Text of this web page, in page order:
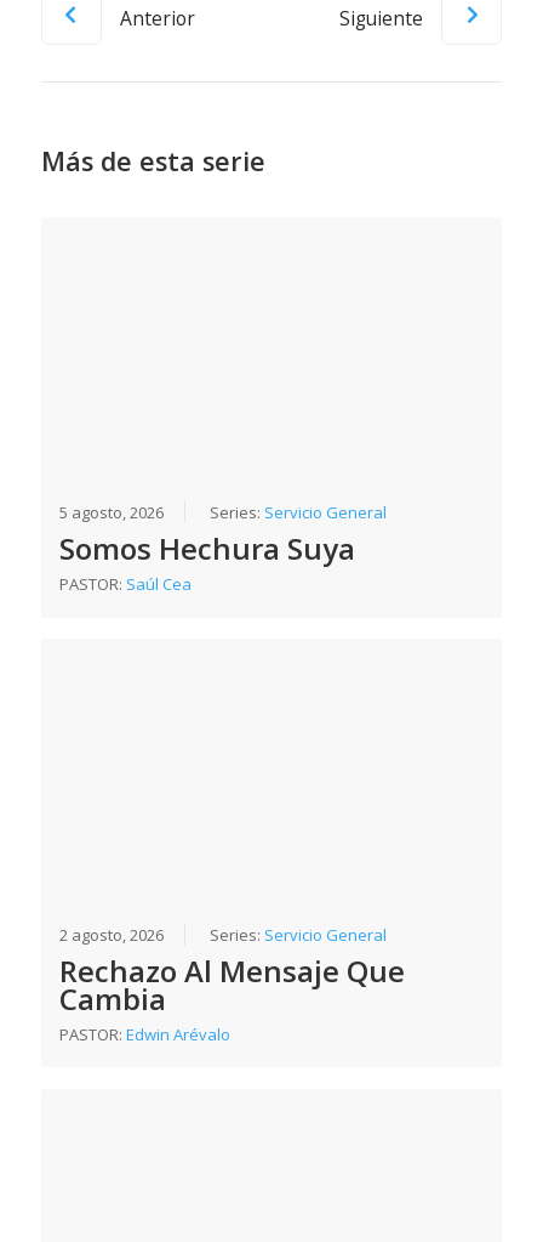
Anterior Siguiente
Más de esta serie
5 agosto, 2026 Series: Servicio General
Somos Hechura Suya
PASTOR: Saúl Cea
2 agosto, 2026 Series: Servicio General
Rechazo Al Mensaje Que
Cambia
PASTOR:Edwin Arévalo